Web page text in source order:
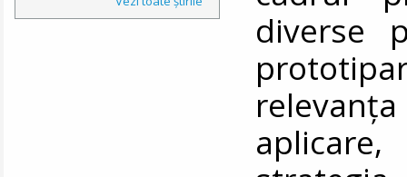
diverse